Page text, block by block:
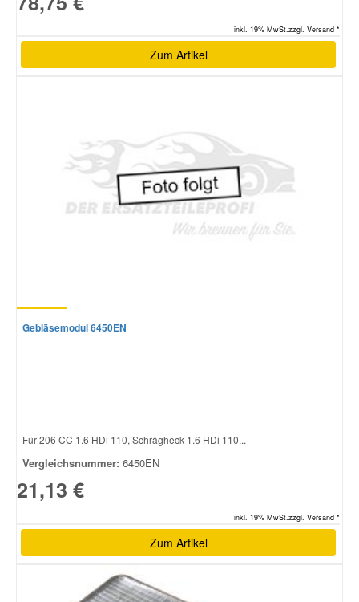
inkl. 19% MwSt.zzgl. Versand *
Zum Artikel
Gebläsemodul 6450EN
Für 206 CC 1.6 HDi 110, Schrägheck 1.6 HDi 110...
Vergleichsnummer: 6450EN
21,13 €
inkl. 19% MwSt.zzgl. Versand *
Zum Artikel